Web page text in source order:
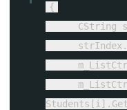
{
CString